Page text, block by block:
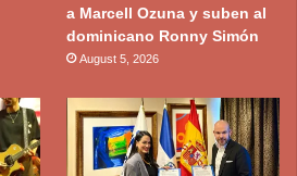
a Marcell Ozuna y suben al
dominicano Ronny Simón
August 5, 2026